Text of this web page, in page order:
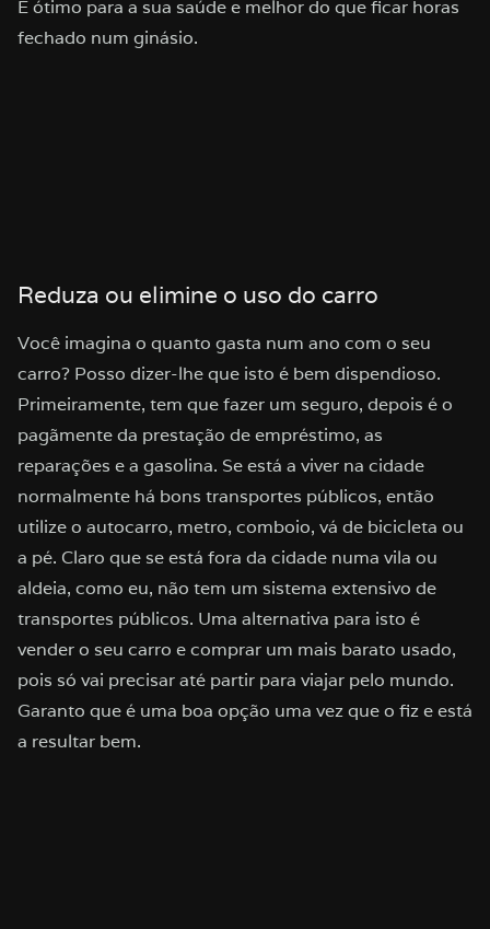
É ótimo para a sua saúde e melhor do que ficar horas
fechado num ginásio.
Reduza ou elimine o uso do carro
Você imagina o quanto gasta num ano com o seu
carro? Posso dizer-lhe que isto é bem dispendioso.
Primeiramente, tem que fazer um seguro, depois é o
pagãmente da prestação de empréstimo, as
reparações e a gasolina. Se está a viver na cidade
normalmente há bons transportes públicos, então
utilize o autocarro, metro, comboio, vá de bicicleta ou
a pé. Claro que se está fora da cidade numa vila ou
aldeia, como eu, não tem um sistema extensivo de
transportes públicos. Uma alternativa para isto é
vender o seu carro e comprar um mais barato usado,
pois só vai precisar até partir para viajar pelo mundo.
Garanto que é uma boa opção uma vez que o fiz e está
a resultar bem.